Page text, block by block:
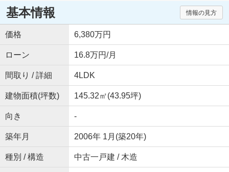
基本情報 情報の見方
価格 6,380万円
ローン 16.8万円/月
間取り / 詳細 4LDK
建物面積(坪数) 145.32㎡(43.95坪)
向き -
築年月 2006年 1月(築20年)
種別 / 構造 中古一戸建 / 木造